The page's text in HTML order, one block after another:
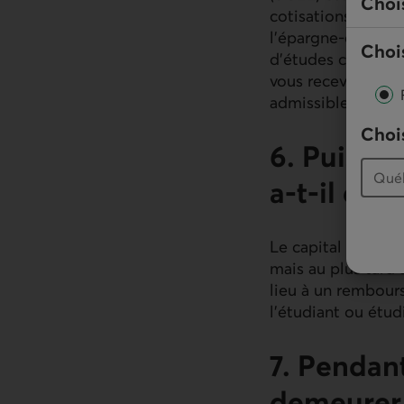
cotisations
l’épargne-études
d’études
vous recevrez un
admissible.
6. Puis-je
a-t-il des
Le capital versé
mais au plus tard
lieu à un
l’étudiant ou
7.